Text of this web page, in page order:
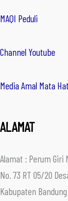
MAQI Peduli
Channel Youtube
Media Amal Mata
ALAMAT
Alamat : Perum Giri
No. 73 RT 05/20
Kabupaten